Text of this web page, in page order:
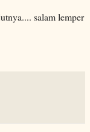
salam lemper